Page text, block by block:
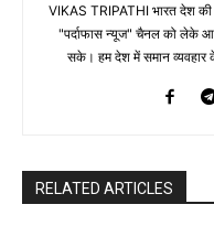
VIKAS TRIPATHI भारत देश की
"पर्दाफास न्यूज" चैनल को लेके
सके। हम देश में समान व्यवहार
RELATED ARTICLES